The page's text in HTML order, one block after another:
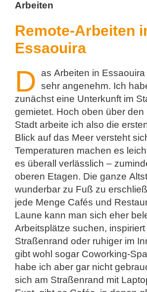
Arbeiten
Remote-Arbeiten
Essaouira
D as Arbeiten in
sehr angenehm. Ich
zunächst eine Unterkunft im
gemietet. Hoch oben über den
Stadt arbeite ich also die
Blick auf das Meer versteht
Temperaturen machen es
es überall verlässlich –
oberen Etagen. Die ganze
wunderbar zu Fuß zu
jede Menge Cafés und
Laune kann man sich eher
Arbeitsplätze suchen, inspiriert
Straßenrand oder ruhiger im
gibt wohl sogar Coworking-
habe ich aber gar nicht
sich am Straßenrand mit